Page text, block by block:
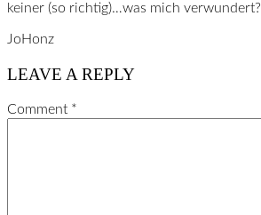
keiner (so richtig)…was mich verwundert?
JoHonz
LEAVE A REPLY
Comment *